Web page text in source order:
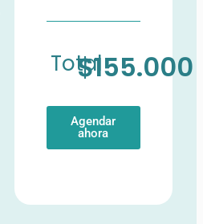
Total$155.000
Agendar
ahora